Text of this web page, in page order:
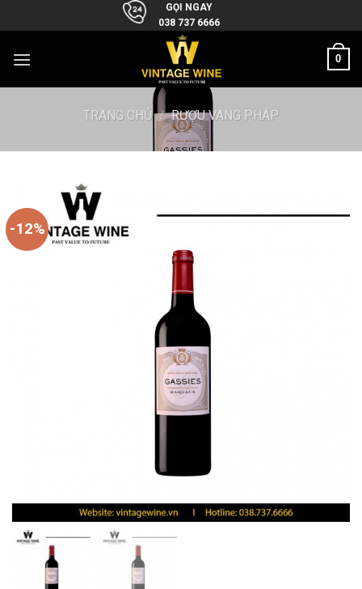
to
GỌI NGAY
038 737 6666
0
TRANG CHỦ / RƯỢU VANG PHÁP
-12%